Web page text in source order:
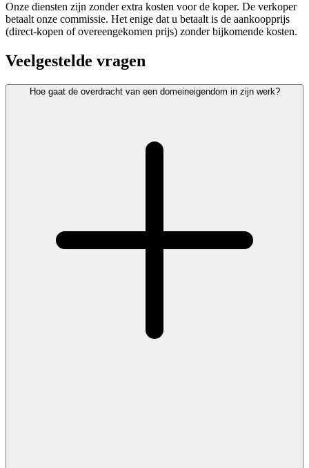
Onze diensten zijn zonder extra kosten voor de koper. De verkoper
betaalt onze commissie. Het enige dat u betaalt is de aankoopprijs
(direct-kopen of overeengekomen prijs) zonder bijkomende kosten.
Veelgestelde vragen
Hoe gaat de overdracht van een domeineigendom in zijn werk?